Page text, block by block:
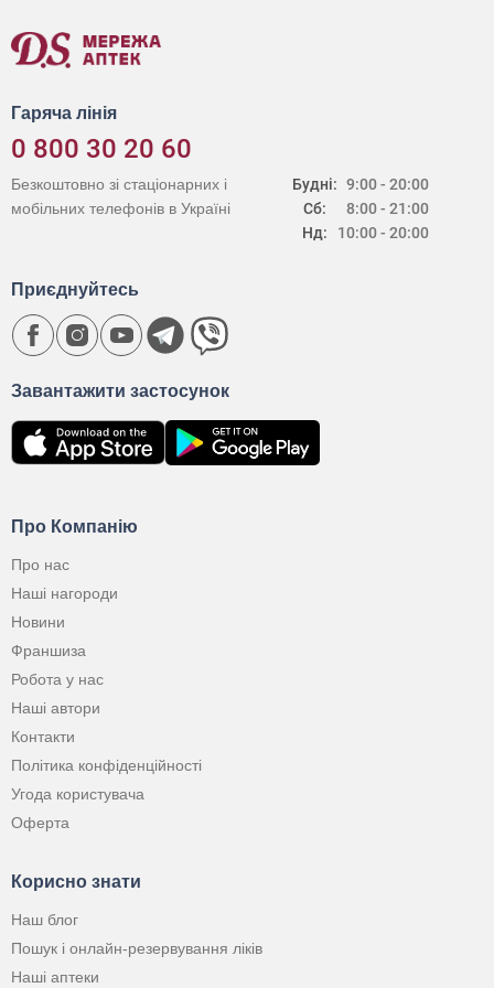
Гаряча лінія
0 800 30 20 60
Будні:
Сб:
Нд:
9:00 - 20:00
8:00 - 21:00
10:00 - 20:00
Безкоштовно зі стаціонарних і
мобільних телефонів в Україні
Про Компанію
Про нас
Наші нагороди
Новини
Франшиза
Робота у нас
Наші автори
Контакти
Політика конфіденційності
Угода користувача
Оферта
Корисно знати
Наш блог
Пошук і онлайн-резервування ліків
Наші аптеки
Завантажити застосунок
Приєднуйтесь